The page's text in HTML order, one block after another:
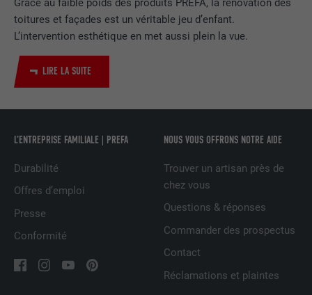
Grâce au faible poids des produits PREFA, la rénovation des
toitures et façades est un véritable jeu d’enfant.
L’intervention esthétique en met aussi plein la vue.
LIRE LA SUITE
L’ENTREPRISE FAMILIALE | PREFA
Durabilité
Offres d’emploi
Presse
Conformité
NOUS VOUS OFFRONS NOTRE AIDE
Trouver un artisan près de
chez vous
Questions & réponses
Commander des prospectus
Contact
Réclamations et plaintes
UTILITÉ
Utilisé par le service de réseau social
LinkedIn pour suivre l'utilisation de
FOURNISSEUR LinkedIn
EXPIRATION
plusieurs sites Internet afin d'afficher de
la publicité adaptée aux préférences de